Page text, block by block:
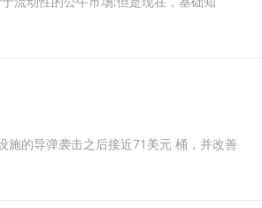
施的导弹袭击之后接近71美元 桶，并改善